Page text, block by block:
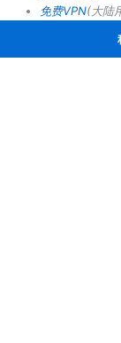
免费VPN(大陆